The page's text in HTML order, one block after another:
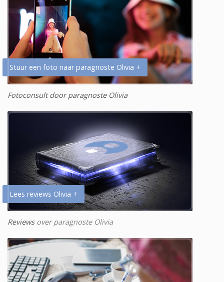
Stuur een foto naar paragnoste Olivia +
Fotoconsult door paragnoste Olivia
Lees reviews Olivia +
Reviewsover paragnoste Olivia